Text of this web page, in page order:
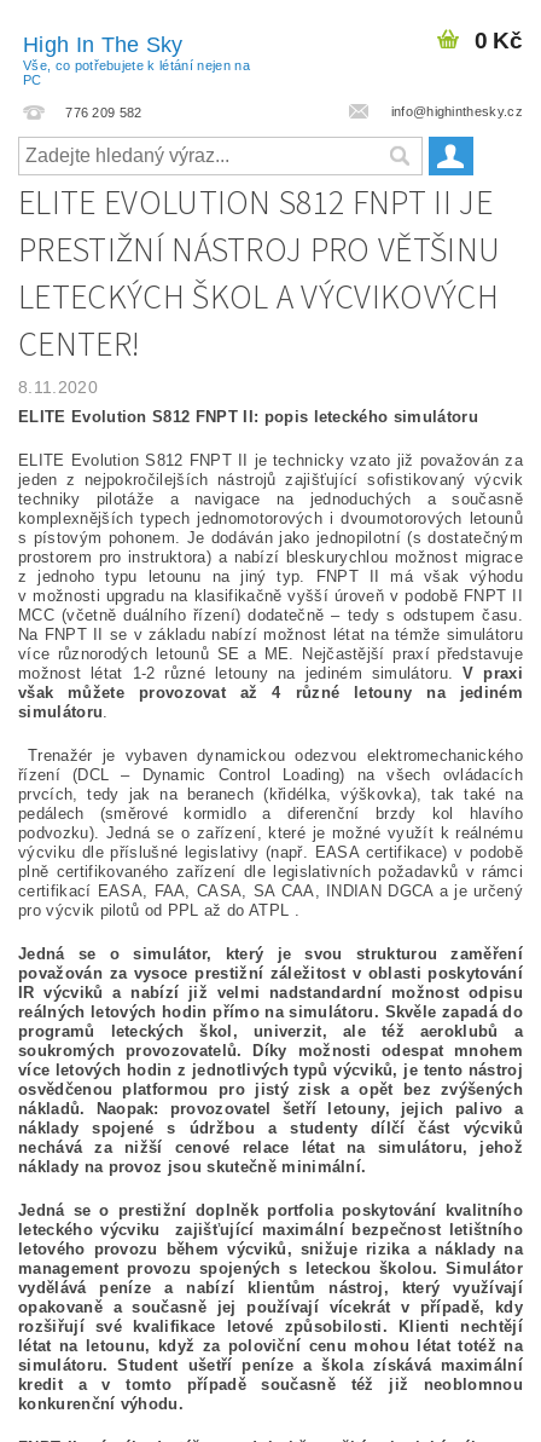
High In The Sky
Vše, co potřebujete k létání nejen na
PC
776 209 582 info@highinthesky.cz
0 Kč
ELITE EVOLUTION S812 FNPT II JE
PRESTIŽNÍ NÁSTROJ PRO VĚTŠINU
LETECKÝCH ŠKOL A VÝCVIKOVÝCH
CENTER!
8.11.2020
ELITE Evolution S812 FNPT II: popis leteckého simulátoru
ELITE Evolution S812 FNPT II je technicky vzato již považován za
jeden z nejpokročilejších nástrojů zajišťující sofistikovaný výcvik
techniky pilotáže a navigace na jednoduchých a současně
komplexnějších typech jednomotorových i dvoumotorových letounů
s pístovým pohonem. Je dodáván jako jednopilotní (s dostatečným
prostorem pro instruktora) a nabízí bleskurychlou možnost migrace
z jednoho typu letounu na jiný typ. FNPT II má však výhodu
v možnosti upgradu na klasifikačně vyšší úroveň v podobě FNPT II
MCC (včetně duálního řízení) dodatečně – tedy s odstupem času.
Na FNPT II se v základu nabízí možnost létat na témže simulátoru
více různorodých letounů SE a ME. Nejčastější praxí představuje
možnost létat 1-2 různé letouny na jediném simulátoru.V praxi
však můžete provozovat až 4 různé letouny na jediném
simulátoru
Trenažér je vybaven dynamickou odezvou elektromechanického
řízení (DCL – Dynamic Control Loading) na všech ovládacích
prvcích, tedy jak na beranech (křidélka, výškovka), tak také na
pedálech (směrové kormidlo a diferenční brzdy kol hlavího
podvozku). Jedná se o zařízení, které je možné využít k reálnému
výcviku dle příslušné legislativy (např. EASA certifikace) v podobě
plně certifikovaného zařízení dle legislativních požadavků v rámci
certifikací EASA, FAA, CASA, SA CAA, INDIAN DGCA a je určený
pro výcvik pilotů od PPL až do ATPL .
Jedná se o simulátor, který je svou strukturou zaměření
považován za vysoce prestižní záležitost v oblasti poskytování
IR výcviků a nabízí již velmi nadstandardní možnost odpisu
reálných letových hodin přímo na simulátoru. Skvěle zapadá do
programů leteckých škol, univerzit, ale též aeroklubů a
soukromých provozovatelů. Díky možnosti odespat mnohem
více letových hodin z jednotlivých typů výcviků, je tento nástroj
osvědčenou platformou pro jistý zisk a opět bez zvýšených
nákladů. Naopak: provozovatel šetří letouny, jejich palivo a
náklady spojené s údržbou a studenty dílčí část výcviků
nechává za nižší cenové relace létat na simulátoru, jehož
náklady na provoz jsou skutečně minimální.
Jedná se o prestižní doplněk portfolia poskytování kvalitního
leteckého výcviku zajišťující maximální bezpečnost letištního
letového provozu během výcviků, snižuje rizika a náklady na
management provozu spojených s leteckou školou. Simulátor
vydělává peníze a nabízí klientům nástroj, který využívají
opakovaně a současně jej používají vícekrát v případě, kdy
rozšiřují své kvalifikace letové způsobilosti. Klienti nechtějí
létat na letounu, když za poloviční cenu mohou létat totéž na
simulátoru. Student ušetří peníze a škola získává maximální
kredit a v tomto případě současně též již neoblomnou
konkurenční výhodu.